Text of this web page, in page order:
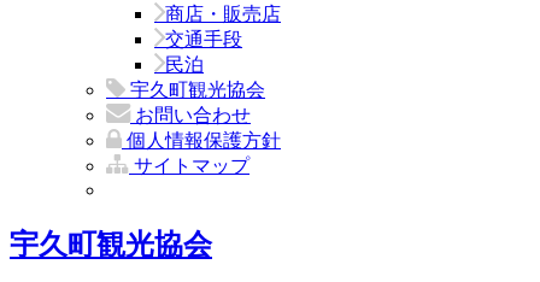
商店・販売店
交通手段
民泊
宇久町観光協会
お問い合わせ
個人情報保護方針
サイトマップ
宇久町観光協会